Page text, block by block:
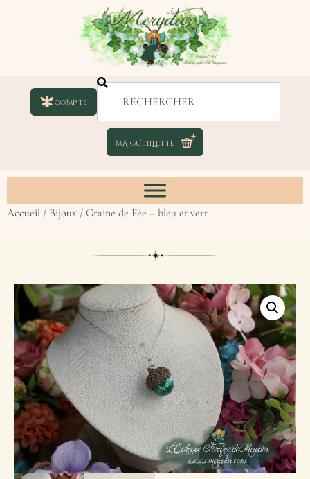
COMPTE
Accueil / Bijoux / Graine de Fée – bleu et vert